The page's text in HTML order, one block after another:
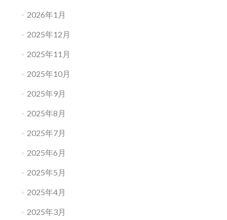
2026年1月
2025年12月
2025年11月
2025年10月
2025年9月
2025年8月
2025年7月
2025年6月
2025年5月
2025年4月
2025年3月